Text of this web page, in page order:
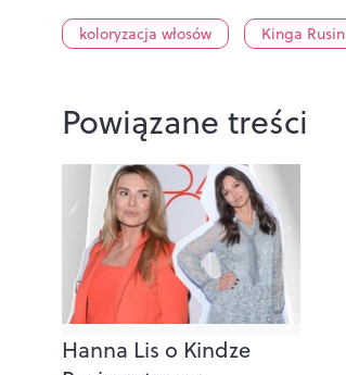
koloryzacja włosów Kinga Rusin
Powiązane treści
Hanna Lis o Kindze